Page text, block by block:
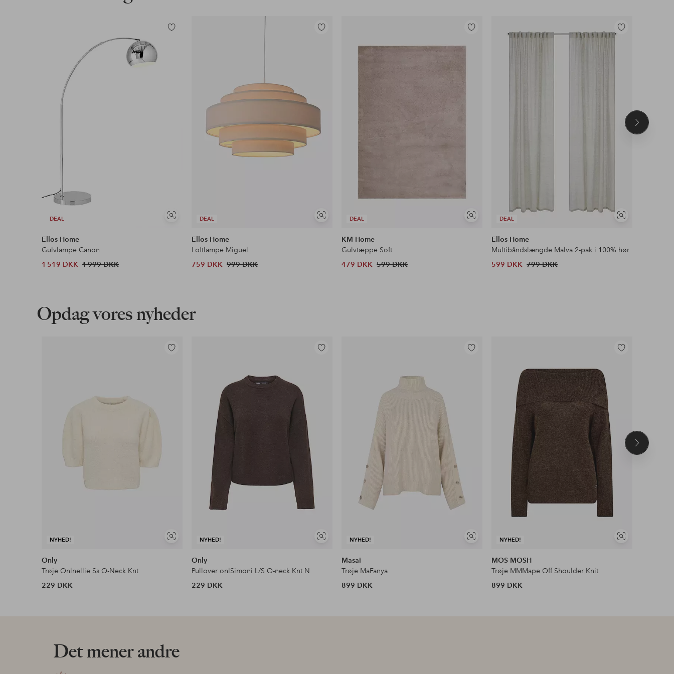
DEAL
Se
Tilføj
Ellos Home
Gulvlampe Canon
1 519 DKK 1 999 DKK
DEAL
Se
Tilføj
Ellos Home
Loftlampe Miguel
759 DKK 999 DKK
DEAL
Se
Tilføj
KM Home
Gulvtæppe Soft
479 DKK 599 DKK
DEAL
Se
Tilføj
Ellos Home
Multibåndslængde Malva 2-pak i 100% hør
599 DKK 799 DKK
Næste
Opdag vores nyheder
NYHED!
Se
Tilføj
Only
Trøje Onlnellie Ss O-Neck Knt
229 DKK
NYHED!
Se
Tilføj
Only
Pullover onlSimoni L/S O-neck Knt N
229 DKK
NYHED!
Se
Tilføj
Masai
Trøje MaFanya
899 DKK
NYHED!
Se
Tilføj
MOS MOSH
Trøje MMMape Off Shoulder Knit
899 DKK
Næste
Det mener andre